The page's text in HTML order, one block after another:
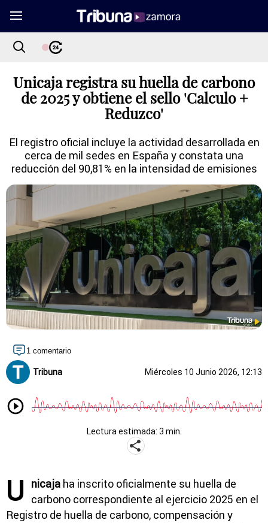
Unicaja registra su huella de carbono
de 2025 y obtiene el sello 'Calculo +
Reduzco'
El registro oficial incluye la actividad desarrollada en
cerca de mil sedes en España y constata una
reducción del 90,81% en la intensidad de emisiones
1 comentario
Tribuna Miércoles 10 Junio 2026, 12:13
Lectura estimada: 3 min.
U nicaja ha inscrito oficialmente su huella de
carbono correspondiente al ejercicio 2025 en el
Registro de huella de carbono, compensación y